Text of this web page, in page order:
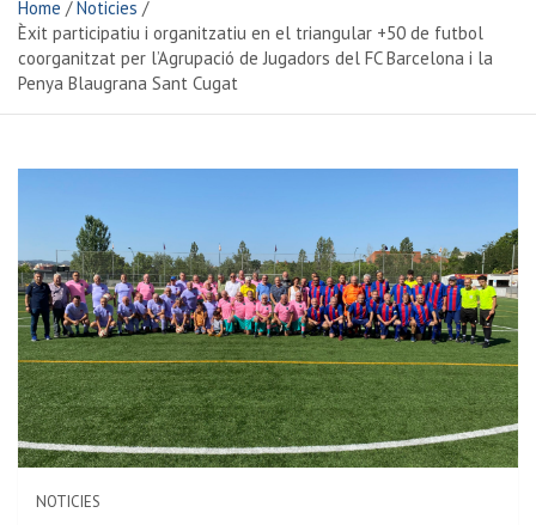
Home
Noticies
Èxit participatiu i organitzatiu en el triangular +50 de futbol
coorganitzat per l’Agrupació de Jugadors del FC Barcelona i la
Penya Blaugrana Sant Cugat
NOTICIES